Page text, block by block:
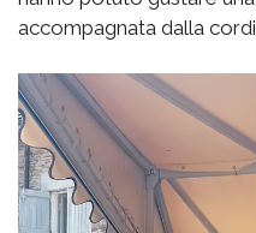
accompagnata dalla